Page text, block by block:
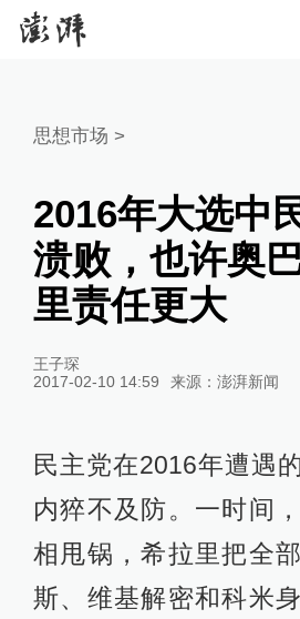
思想市场 >
2016年大选中
溃败，也许奥
里责任更大
王子琛
2017-02-10 14:59
来源： 澎湃新闻
民主党在2016年遭遇
内猝不及防。一时间
相甩锅，希拉里把全
斯、维基解密和科米